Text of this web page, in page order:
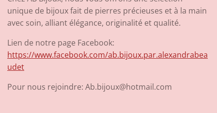
unique de bijoux fait de pierres précieuses et à la main
avec soin, alliant élégance, originalité et qualité.
Lien de notre page Facebook:
https://www.facebook.com/ab.bijoux.par.alexandrabea
udet
Pour nous rejoindre: Ab.bijoux@hotmail.com